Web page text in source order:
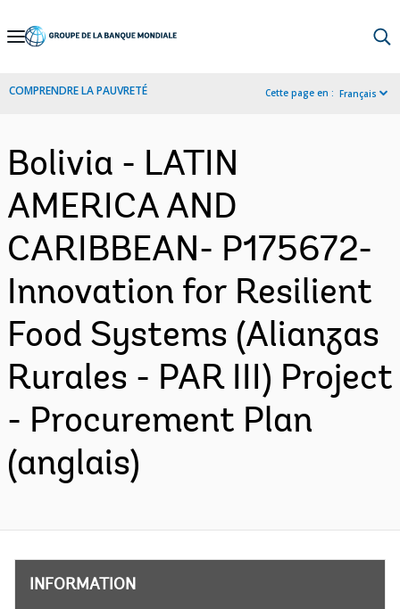
Skip
Navigation
COMPRENDRE LA PAUVRETÉ Cette page en : Français
Bolivia - LATIN
AMERICA AND
CARIBBEAN- P175672-
Innovation for Resilient
Food Systems (Alianzas
Rurales - PAR III) Project
- Procurement Plan
(anglais)
INFORMATION